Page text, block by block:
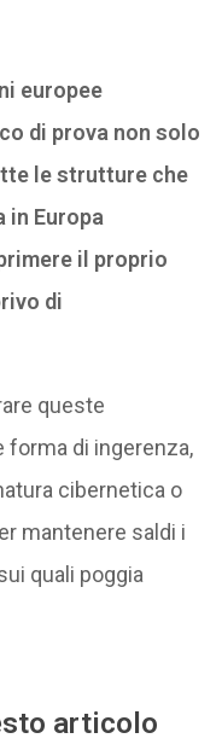
europee
di prova non solo
le strutture che
in Europa
il proprio
di
queste
di ingerenza,
cibernetica o
mantenere saldi i
quali poggia
articolo